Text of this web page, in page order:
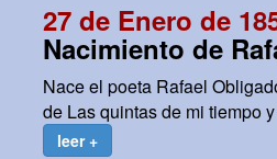
27 de Enero de
Nacimiento de
Nace el poeta Rafael
de Las quintas de mi tiempo
leer +